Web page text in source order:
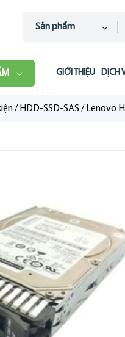
Sản phẩm
GIỚI THIỆU DỊCH
/ HDD-SSD-SAS / Lenovo